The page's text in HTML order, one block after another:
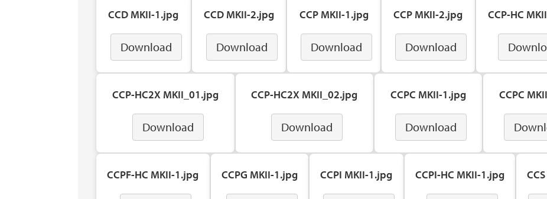
CCD MKII-1.jpg
Download
CCD MKII-2.jpg
Download
CCP MKII-1.jpg
Download
CCP MKII-2.jpg
Download
CCP-HC
CCP-HC2X MKII_01.jpg
Download
CCP-HC2X MKII_02.jpg
Download
CCPC MKII-1.jpg
Download
CCPC
CCPF-HC MKII-1.jpg CCPG MKII-1.jpg CCPI MKII-1.jpg CCPI-HC MKII-1.jpg